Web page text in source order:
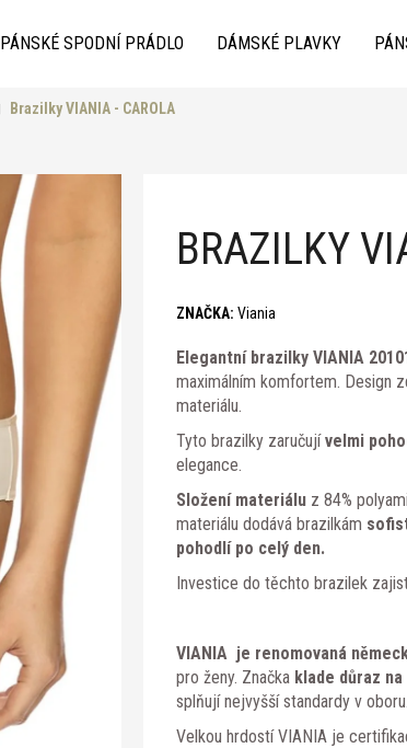
PÁNSKÉ SPODNÍ PRÁDLO DÁMSKÉ PLAVKY
Brazilky VIANIA - CAROLA
BRAZILKY
ZNAČKA: Viania
Elegantní brazilky VIANIA
maximálním komfortem. Design
materiálu.
Tyto brazilky zaručujívelmi
elegance.
Složení materiáluz 84%
materiálu dodává brazilkám
pohodlí po celý den.
Investice do těchto brazilek
VIANIA je renomovaná
pro ženy. Značka klade důraz
splňují nejvyšší standardy v oboru.
Velkou hrdostí VIANIA je
Doporučujeme